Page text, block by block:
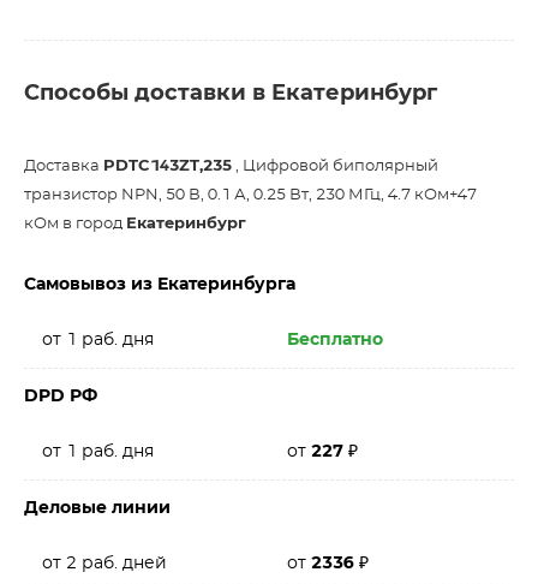
Способы доставки в Екатеринбург
Доставка PDTC143ZT,235 , Цифровой биполярный
транзистор NPN, 50 В, 0.1 А, 0.25 Вт, 230 МГц, 4.7 кОм+47
кОм в город Екатеринбург
Самовывоз из Екатеринбурга
от 1 раб. дня Бесплатно
DPD РФ
от 1 раб. дня от 227 ₽
Деловые линии
от 2 раб. дней от 2336 ₽